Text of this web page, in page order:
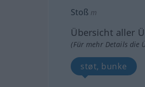
Stoß m
Übersicht aller
(Für mehr Details die
støt, bunke